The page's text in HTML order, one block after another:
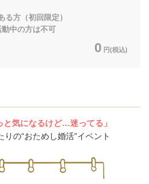
る方（初回限定）
動中の方は不可
0 円(税込)
と気になるけど…迷ってる」
の“おためし婚活”イベント